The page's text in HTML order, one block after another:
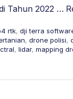
Tahun 2022 …
rtk, dji terra
, drone polisi,
, lidar, mapping